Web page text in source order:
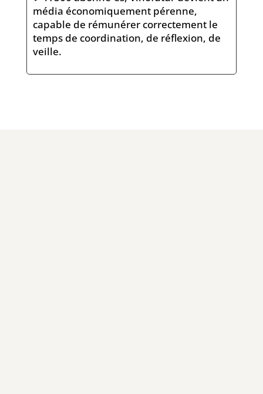
média économiquement pérenne,
capable de rémunérer correctement le
temps de coordination, de réflexion, de
veille.